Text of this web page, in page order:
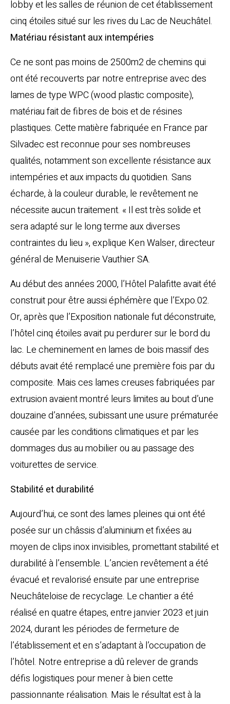
lobby et les salles de réunion de cet établissement
cinq étoiles situé sur les rives du Lac de Neuchâtel.
Matériau résistant aux intempéries
Ce ne sont pas moins de 2500m2 de chemins qui
ont été recouverts par notre entreprise avec des
lames de type WPC (wood plastic composite),
matériau fait de fibres de bois et de résines
plastiques. Cette matière fabriquée en France par
Silvadecest reconnue pour ses nombreuses
qualités, notamment son excellente résistance aux
intempéries et aux impacts du quotidien. Sans
écharde, à la couleur durable, le revêtement ne
nécessite aucun traitement. « Il est très solide et
sera adapté sur le long terme aux diverses
contraintes du lieu », explique Ken Walser, directeur
général de Menuiserie Vauthier SA.
Au début des années 2000, l’Hôtel Palafitte avait été
construit pour être aussi éphémère que l’Expo.02.
Or, après que l’Exposition nationale fut déconstruite,
l’hôtel cinq étoiles avait pu perdurer sur le bord du
lac. Le cheminement en lames de bois massif des
débuts avait été remplacé une première fois par du
composite. Mais ces lames creuses fabriquées par
extrusion avaient montré leurs limites au bout d’une
douzaine d’années, subissant une usure prématurée
causée par les conditions climatiques et par les
dommages dus au mobilier ou au passage des
voiturettes de service.
Stabilité et durabilité
Aujourd’hui, ce sont des lames pleines qui ont été
posée sur un châssis d’aluminium et fixées au
moyen de clips inox invisibles, promettant stabilité et
durabilité à l’ensemble. L’ancien revêtement a été
évacué et revalorisé ensuite par une entreprise
Neuchâteloise de recyclage. Le chantier a été
réalisé en quatre étapes, entre janvier 2023 et juin
2024, durant les périodes de fermeture de
l’établissement et en s’adaptant à l’occupation de
l’hôtel. Notre entreprise a dû relever de grands
défis logistiques pour mener à bien cette
passionnante réalisation. Mais le résultat est à la